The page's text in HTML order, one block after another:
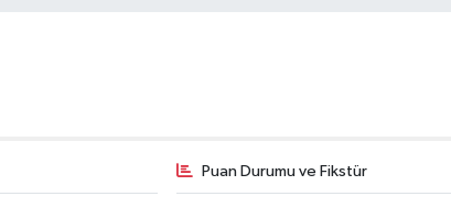
Puan Durumu ve Fikstür